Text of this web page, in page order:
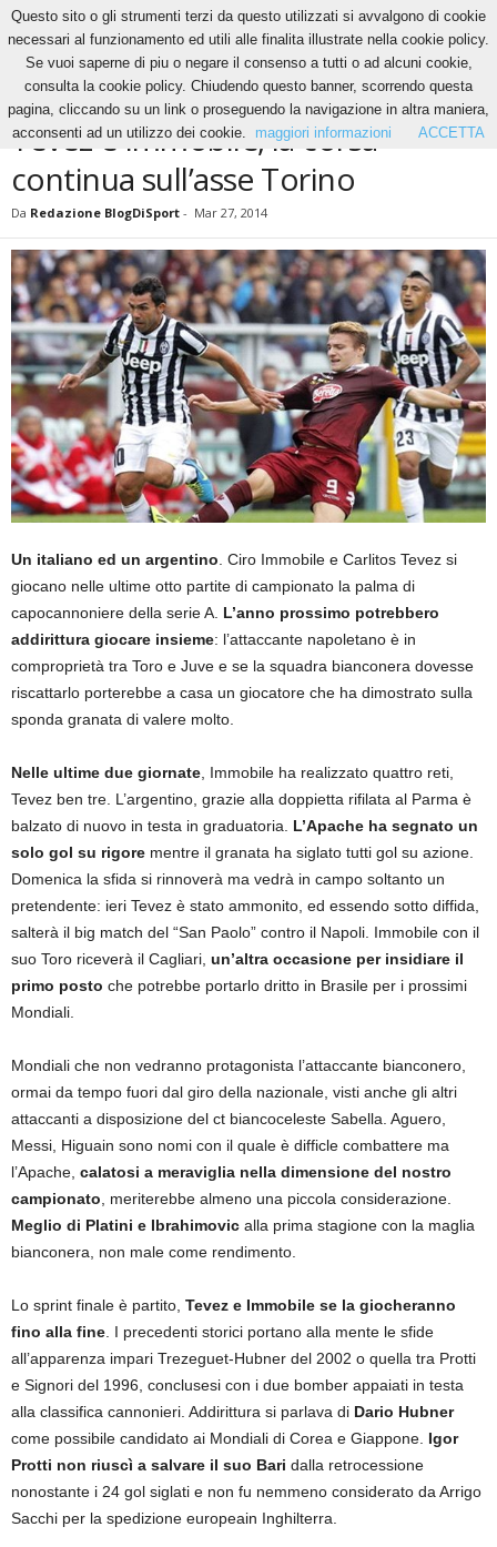
News Tevez e Immobile, la corsa continua sull’asse Torino
NEWS
Tevez e Immobile, la corsa
continua sull’asse Torino
Da Redazione BlogDiSport - Mar 27, 2014
Un italiano ed un argentino. Ciro Immobile e Carlitos Tevez si
giocano nelle ultime otto partite di campionato la palma di
capocannoniere della serie A. L’anno prossimo potrebbero
addirittura giocare insieme: l’attaccante napoletano è in
comproprietà tra Toro e Juve e se la squadra bianconera dovesse
riscattarlo porterebbe a casa un giocatore che ha dimostrato sulla
sponda granata di valere molto.
Nelle ultime due giornate, Immobile ha realizzato quattro reti,
Tevez ben tre. L’argentino, grazie alla doppietta rifilata al Parma è
balzato di nuovo in testa in graduatoria. L’Apache ha segnato un
solo gol su rigore mentre il granata ha siglato tutti gol su azione.
Domenica la sfida si rinnoverà ma vedrà in campo soltanto un
pretendente: ieri Tevez è stato ammonito, ed essendo sotto diffida,
salterà il big match del “San Paolo” contro il Napoli. Immobile con il
suo Toro riceverà il Cagliari, un’altra occasione per insidiare il
primo posto che potrebbe portarlo dritto in Brasile per i prossimi
Mondiali.
Mondiali che non vedranno protagonista l’attaccante bianconero,
ormai da tempo fuori dal giro della nazionale, visti anche gli altri
attaccanti a disposizione del ct biancoceleste Sabella. Aguero,
Messi, Higuain sono nomi con il quale è difficle combattere ma
l’Apache, calatosi a meraviglia nella dimensione del nostro
campionato, meriterebbe almeno una piccola considerazione.
Meglio di Platini e Ibrahimovic alla prima stagione con la maglia
bianconera, non male come rendimento.
Lo sprint finale è partito, Tevez e Immobile se la giocheranno
fino alla fine. I precedenti storici portano alla mente le sfide
all’apparenza impari Trezeguet-Hubner del 2002 o quella tra Protti
e Signori del 1996, conclusesi con i due bomber appaiati in testa
alla classifica cannonieri. Addirittura si parlava di Dario Hubner
come possibile candidato ai Mondiali di Corea e Giappone. Igor
Protti non riuscì a salvare il suo Bari dalla retrocessione
nonostante i 24 gol siglati e non fu nemmeno considerato da Arrigo
Sacchi per la spedizione europeain Inghilterra.
Questo sito o gli strumenti terzi da questo utilizzati si avvalgono di cookie
necessari al funzionamento ed utili alle finalita illustrate nella cookie policy.
Se vuoi saperne di piu o negare il consenso a tutti o ad alcuni cookie,
consulta la cookie policy. Chiudendo questo banner, scorrendo questa
pagina, cliccando su un link o proseguendo la navigazione in altra maniera,
acconsenti ad un utilizzo dei cookie.
maggiori informazioni ACCETTA